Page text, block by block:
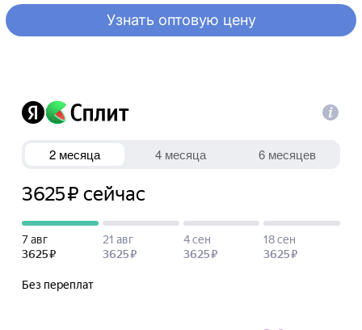
Узнать оптовую цену